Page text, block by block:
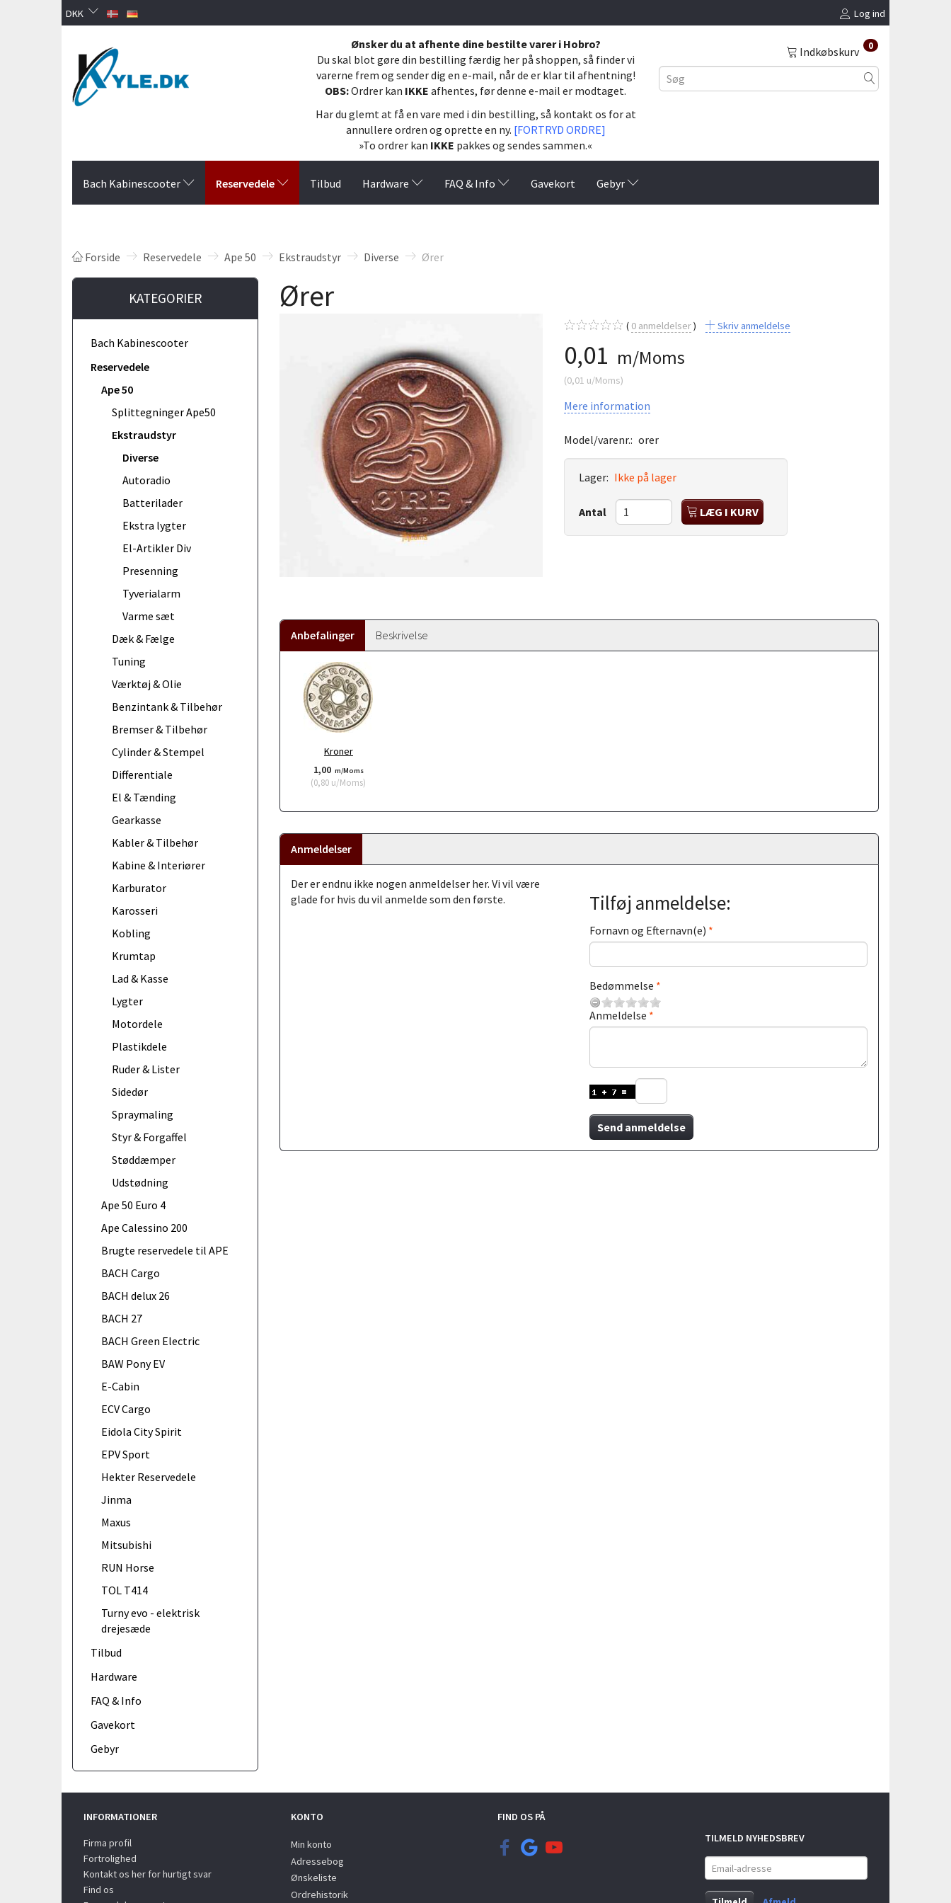
DKK Log ind
Ønsker du at afhente dine bestilte varer i Hobro?
Du skal blot gøre din bestilling færdig her på shoppen, så finder vi
varerne frem og sender dig en e-mail, når de er klar til afhentning!
OBS:Ordrer kan IKKE afhentes, før denne e-mail er modtaget.
Har du glemt at få en vare med i din bestilling, så kontakt os for at
annullere ordren og oprette en ny. [FORTRYD ORDRE]
»To ordrer kan IKKE pakkes og sendes sammen.«
Indkøbskurv 0
Bach Kabinescooter Reservedele Tilbud Hardware FAQ & Info Gavekort Gebyr
Forside Reservedele Ape 50 Ekstraudstyr Diverse Ører
KATEGORIER
Bach Kabinescooter
Reservedele
Ape 50
Splittegninger Ape50
Ekstraudstyr
Diverse
Autoradio
Batterilader
Ekstra lygter
El-Artikler Div
Presenning
Tyverialarm
Varme sæt
Dæk & Fælge
Tuning
Værktøj & Olie
Benzintank & Tilbehør
Bremser & Tilbehør
Cylinder & Stempel
Differentiale
El & Tænding
Gearkasse
Kabler & Tilbehør
Kabine & Interiører
Karburator
Karosseri
Kobling
Krumtap
Lad & Kasse
Lygter
Motordele
Plastikdele
Ruder & Lister
Sidedør
Spraymaling
Styr & Forgaffel
Støddæmper
Udstødning
Ape 50 Euro 4
Ape Calessino 200
Brugte reservedele til APE
BACH Cargo
BACH delux 26
BACH 27
BACH Green Electric
BAW Pony EV
E-Cabin
ECV Cargo
Eidola City Spirit
EPV Sport
Hekter Reservedele
Jinma
Maxus
Mitsubishi
RUN Horse
TOL T414
Turny evo - elektrisk
drejesæde
Tilbud
Hardware
FAQ & Info
Gavekort
Gebyr
Ører
0anmeldelser Skriv anmeldelse
0,01 m/Moms
(0,01 u/Moms)
Mere information
Model/varenr.: orer
Lager: Ikke på lager
Antal LÆG I KURV
Anbefalinger Beskrivelse
Kroner
1,00 m/Moms
(0,80 u/Moms)
Anmeldelser
Der er endnu ikke nogen anmeldelser her. Vi vil være
glade for hvis du vil anmelde som den første.
Tilføj anmeldelse:
Fornavn og Efternavn(e)
Bedømmelse
Anmeldelse
Send anmeldelse
INFORMATIONER
Firma profil
Fortrolighed
Kontakt os her for hurtigt svar
Find os
KONTO
Min konto
Adressebog
Ønskeliste
Ordrehistorik
FIND OS PÅ
TILMELD NYHEDSBREV
Email-
adresse